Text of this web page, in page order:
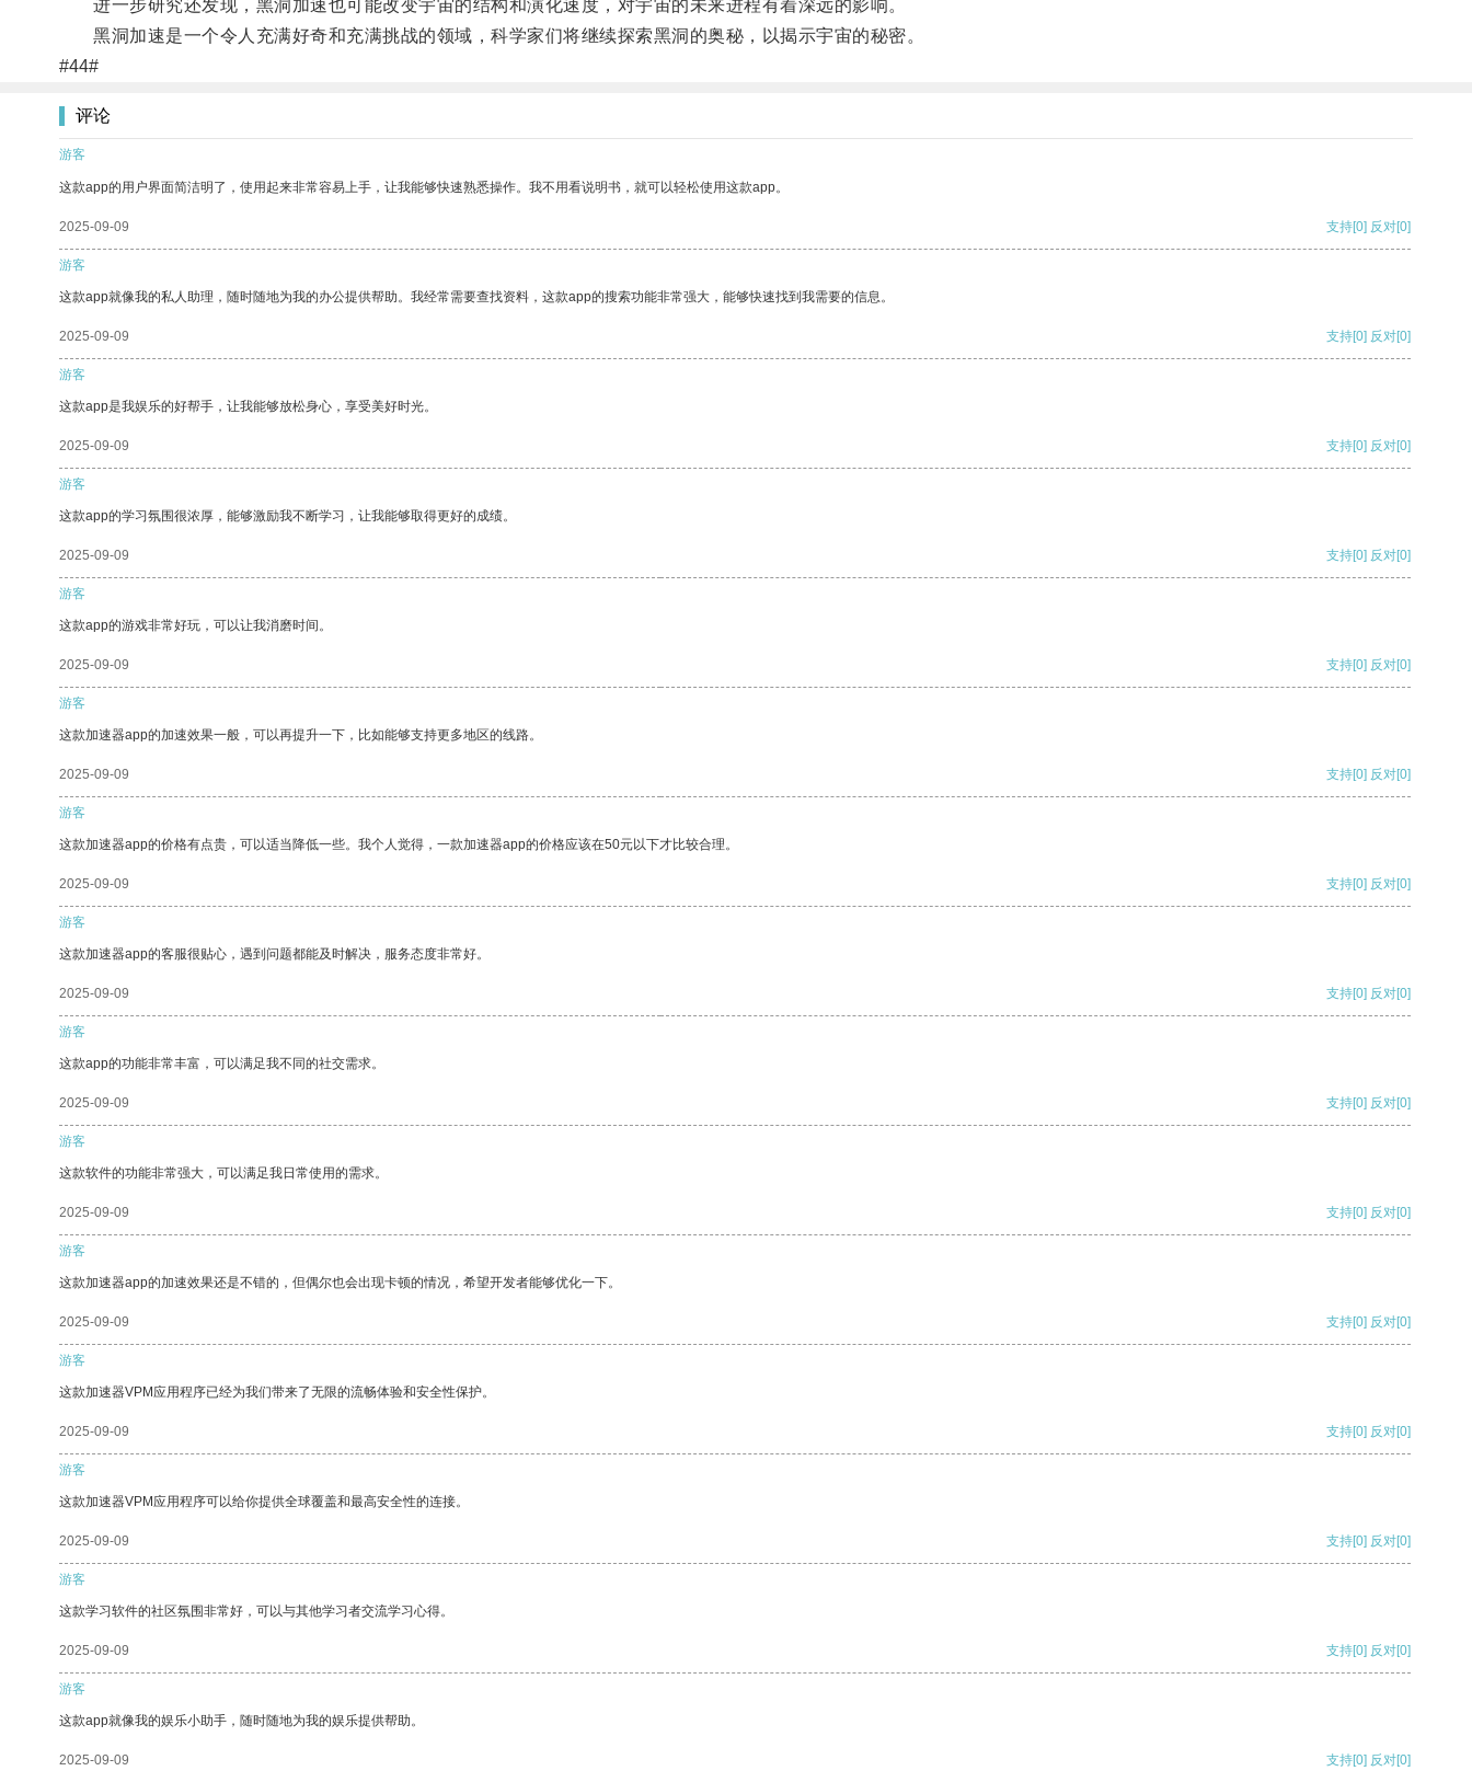
进一步研究还发现，黑洞加速也可能改变宇宙的结构和演化速度，对宇宙的未来进程有着深远的影响。
黑洞加速是一个令人充满好奇和充满挑战的领域，科学家们将继续探索黑洞的奥秘，以揭示宇宙的秘密。
#44#
评论
游客
这款app的用户界面简洁明了，使用起来非常容易上手，让我能够快速熟悉操作。我不用看说明书，就可以轻松使用这款app。
2025-09-09 支持[0] 反对[0]
游客
这款app就像我的私人助理，随时随地为我的办公提供帮助。我经常需要查找资料，这款app的搜索功能非常强大，能够快速找到我需要的信息。
2025-09-09 支持[0] 反对[0]
游客
这款app是我娱乐的好帮手，让我能够放松身心，享受美好时光。
2025-09-09 支持[0] 反对[0]
游客
这款app的学习氛围很浓厚，能够激励我不断学习，让我能够取得更好的成绩。
2025-09-09 支持[0] 反对[0]
游客
这款app的游戏非常好玩，可以让我消磨时间。
2025-09-09 支持[0] 反对[0]
游客
这款加速器app的加速效果一般，可以再提升一下，比如能够支持更多地区的线路。
2025-09-09 支持[0] 反对[0]
游客
这款加速器app的价格有点贵，可以适当降低一些。我个人觉得，一款加速器app的价格应该在50元以下才比较合理。
2025-09-09 支持[0] 反对[0]
游客
这款加速器app的客服很贴心，遇到问题都能及时解决，服务态度非常好。
2025-09-09 支持[0] 反对[0]
游客
这款app的功能非常丰富，可以满足我不同的社交需求。
2025-09-09 支持[0] 反对[0]
游客
这款软件的功能非常强大，可以满足我日常使用的需求。
2025-09-09 支持[0] 反对[0]
游客
这款加速器app的加速效果还是不错的，但偶尔也会出现卡顿的情况，希望开发者能够优化一下。
2025-09-09 支持[0] 反对[0]
游客
这款加速器VPM应用程序已经为我们带来了无限的流畅体验和安全性保护。
2025-09-09 支持[0] 反对[0]
游客
这款加速器VPM应用程序可以给你提供全球覆盖和最高安全性的连接。
2025-09-09 支持[0] 反对[0]
游客
这款学习软件的社区氛围非常好，可以与其他学习者交流学习心得。
2025-09-09 支持[0] 反对[0]
游客
这款app就像我的娱乐小助手，随时随地为我的娱乐提供帮助。
2025-09-09 支持[0] 反对[0]